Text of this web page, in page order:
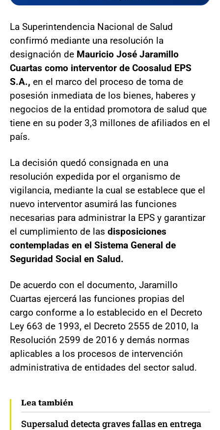
La Superintendencia Nacional de Salud
confirmó mediante una resolución la
designación de Mauricio José Jaramillo
Cuartas como interventor de Coosalud EPS
S.A., en el marco del proceso de toma de
posesión inmediata de los bienes, haberes y
negocios de la entidad promotora de salud que
tiene en su poder 3,3 millones de afiliados en el
país.
La decisión quedó consignada en una
resolución expedida por el organismo de
vigilancia, mediante la cual se establece que el
nuevo interventor asumirá las funciones
necesarias para administrar la EPS y garantizar
el cumplimiento de las disposiciones
contempladas en el Sistema General de
Seguridad Social en Salud.
De acuerdo con el documento, Jaramillo
Cuartas ejercerá las funciones propias del
cargo conforme a lo establecido en el Decreto
Ley 663 de 1993, el Decreto 2555 de 2010, la
Resolución 2599 de 2016 y demás normas
aplicables a los procesos de intervención
administrativa de entidades del sector salud.
Lea también
Supersalud detecta graves fallas en entrega